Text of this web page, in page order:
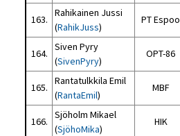
163.
Rahikainen Jussi
(RahikJuss)
PT Espoo
164.
Siven Pyry
(SivenPyry)
OPT-86
165.
Rantatulkkila Emil
(RantaEmil)
MBF
166.
Sjöholm Mikael
(SjöhoMika)
HIK